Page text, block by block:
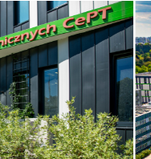
ciemną